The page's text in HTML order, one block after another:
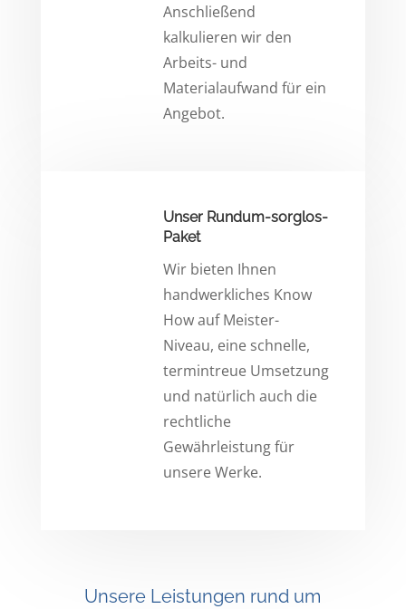
Anschließend
kalkulieren wir den
Arbeits- und
Materialaufwand für ein
Angebot.
Unser Rundum-sorglos-
Paket
Wir bieten Ihnen
handwerkliches Know
How auf Meister-
Niveau, eine schnelle,
termintreue Umsetzung
und natürlich auch die
rechtliche
Gewährleistung für
unsere Werke.
Unsere Leistungen rund um